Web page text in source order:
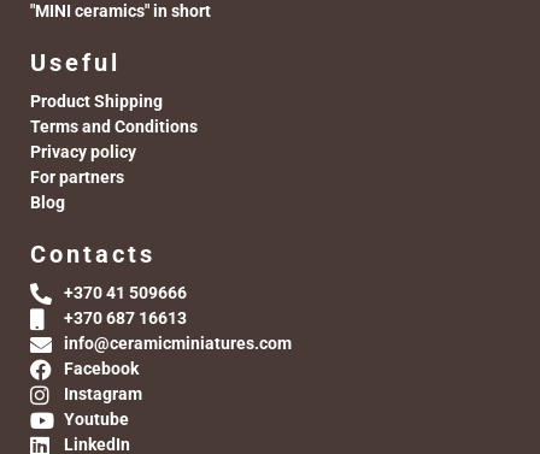
"MINI ceramics" in short
Useful
Product Shipping
Terms and Conditions
Privacy policy
For partners
Blog
Contacts
+370 41 509666
+370 687 16613
info@ceramicminiatures.com
Facebook
Instagram
Youtube
LinkedIn